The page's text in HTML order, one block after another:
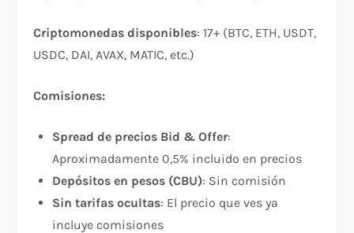
Criptomonedas disponibles: 17+ (BTC, ETH, USDT,
USDC, DAI, AVAX, MATIC, etc.)​
Comisiones:
Spread de precios Bid & Offer:
Aproximadamente 0,5% incluido en precios​
Depósitos en pesos (CBU): Sin comisión​
Sin tarifas ocultas: El precio que ves ya
incluye comisiones​